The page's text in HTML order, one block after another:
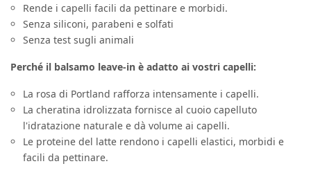
Rende i capelli facili da pettinare e morbidi.
Senza siliconi, parabeni e solfati
Senza test sugli animali
Perché il balsamo leave-in è adatto ai vostri capelli:
La rosa di Portland rafforza intensamente i capelli.
La cheratina idrolizzata fornisce al cuoio capelluto
l'idratazione naturale e dà volume ai capelli.
Le proteine del latte rendono i capelli elastici, morbidi e
facili da pettinare.